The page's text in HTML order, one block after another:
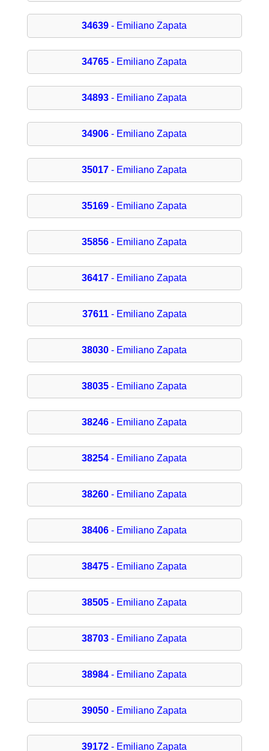
34639 - Emiliano Zapata
34765 - Emiliano Zapata
34893 - Emiliano Zapata
34906 - Emiliano Zapata
35017 - Emiliano Zapata
35169 - Emiliano Zapata
35856 - Emiliano Zapata
36417 - Emiliano Zapata
37611- Emiliano Zapata
38030 - Emiliano Zapata
38035 - Emiliano Zapata
38246 - Emiliano Zapata
38254 - Emiliano Zapata
38260 - Emiliano Zapata
38406 - Emiliano Zapata
38475 - Emiliano Zapata
38505 - Emiliano Zapata
38703 - Emiliano Zapata
38984 - Emiliano Zapata
39050 - Emiliano Zapata
39172 - Emiliano Zapata